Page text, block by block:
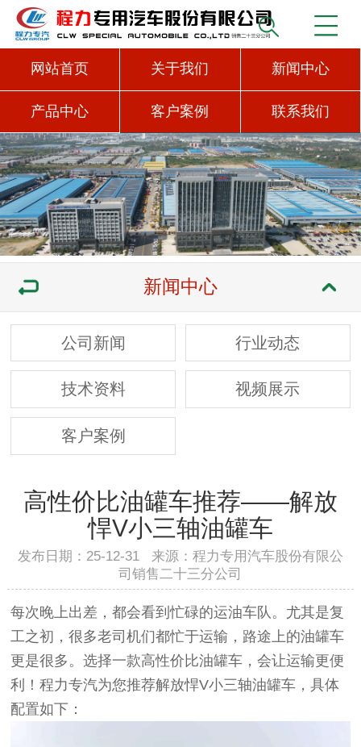
网站首页 关于我们 新闻中心
产品中心 客户案例 联系我们
新闻中心
公司新闻 行业动态
技术资料 视频展示
客户案例
高性价比油罐车推荐——解放
悍V小三轴油罐车
发布日期：25-12-31 来源：程力专用汽车股份有限公
司销售二十三分公司
每次晚上出差，都会看到忙碌的运油车队。尤其是复
工之初，很多老司机们都忙于运输，路途上的油罐车
更是很多。选择一款高性价比油罐车，会让运输更便
利！程力专汽为您推荐解放悍V小三轴油罐车，具体
配置如下：